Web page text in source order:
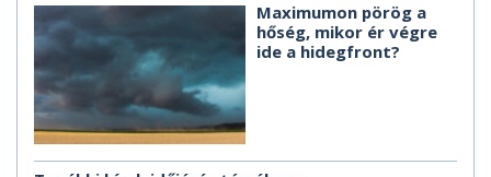
Maximumon pörög a
hőség, mikor ér végre
ide a hidegfront?